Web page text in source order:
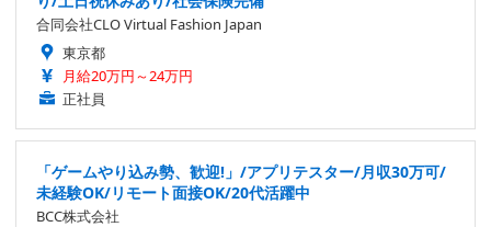
合同会社CLO Virtual Fashion Japan
東京都
月給20万円～24万円
正社員
「ゲームやり込み勢、歓迎!」/アプリテスター/月収30万可/
未経験OK/リモート面接OK/20代活躍中
BCC株式会社